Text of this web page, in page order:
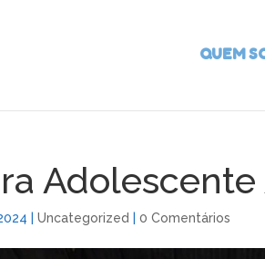
QUEM
|Uncategorized |0 Comentários